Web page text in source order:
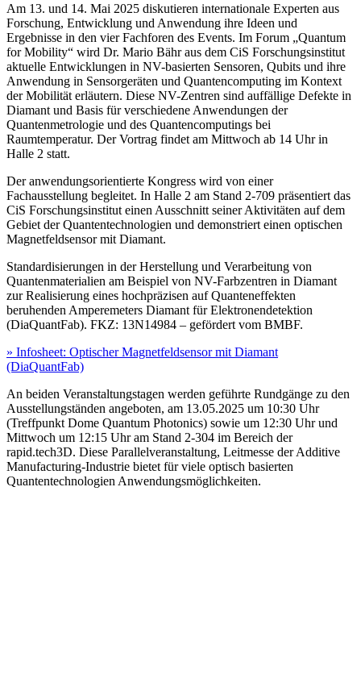
Am 13. und 14. Mai 2025 diskutieren internationale Experten aus
Forschung, Entwicklung und Anwendung ihre Ideen und
Ergebnisse in den vier Fachforen des Events. Im Forum „Quantum
for Mobility“ wird Dr. Mario Bähr aus dem CiS Forschungsinstitut
aktuelle Entwicklungen in NV-basierten Sensoren, Qubits und ihre
Anwendung in Sensorgeräten und Quantencomputing im Kontext
der Mobilität erläutern. Diese NV-Zentren sind auffällige Defekte in
Diamant und Basis für verschiedene Anwendungen der
Quantenmetrologie und des Quantencomputings bei
Raumtemperatur. Der Vortrag findet am Mittwoch ab 14 Uhr in
Halle 2 statt.
Der anwendungsorientierte Kongress wird von einer
Fachausstellung begleitet. In Halle 2 am Stand 2-709 präsentiert das
CiS Forschungsinstitut einen Ausschnitt seiner Aktivitäten auf dem
Gebiet der Quantentechnologien und demonstriert einen optischen
Magnetfeldsensor mit Diamant.
Standardisierungen in der Herstellung und Verarbeitung von
Quantenmaterialien am Beispiel von NV-Farbzentren in Diamant
zur Realisierung eines hochpräzisen auf Quanteneffekten
beruhenden Amperemeters Diamant für Elektronendetektion
(DiaQuantFab). FKZ: 13N14984 – gefördert vom BMBF.
» Infosheet: Optischer Magnetfeldsensor mit Diamant
(DiaQuantFab)
An beiden Veranstaltungstagen werden geführte Rundgänge zu den
Ausstellungständen angeboten, am 13.05.2025 um 10:30 Uhr
(Treffpunkt Dome Quantum Photonics) sowie um 12:30 Uhr und
Mittwoch um 12:15 Uhr am Stand 2-304 im Bereich der
rapid.tech3D. Diese Parallelveranstaltung, Leitmesse der Additive
Manufacturing-Industrie bietet für viele optisch basierten
Quantentechnologien Anwendungsmöglichkeiten.